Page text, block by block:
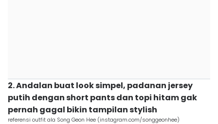
2. Andalan buat look simpel, padanan jersey
putih dengan short pants dan topi hitam gak
pernah gagal bikin tampilan stylish
referensi outfit ala Song Geon Hee (instagram.com/songgeonhee)